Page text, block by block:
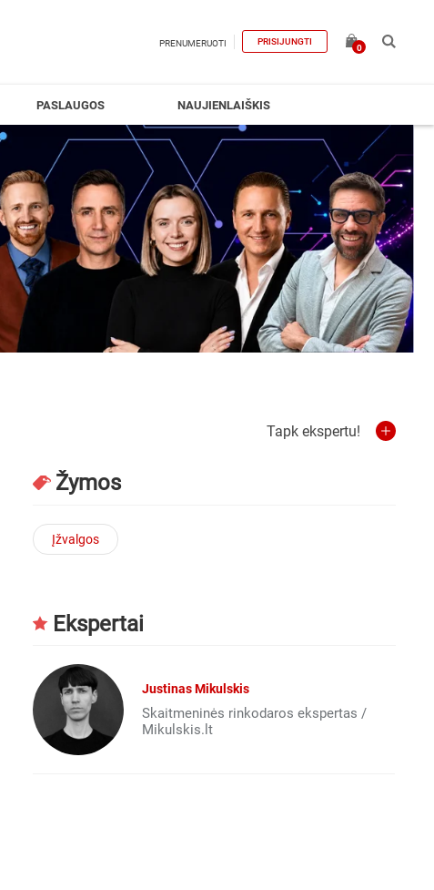
PRENUMERUOTI PRISIJUNGTI
0
PASLAUGOS NAUJIENLAIŠKIS
Tapk ekspertu!
Žymos
Įžvalgos
Ekspertai
Justinas Mikulskis
Skaitmeninės rinkodaros ekspertas /
Mikulskis.lt